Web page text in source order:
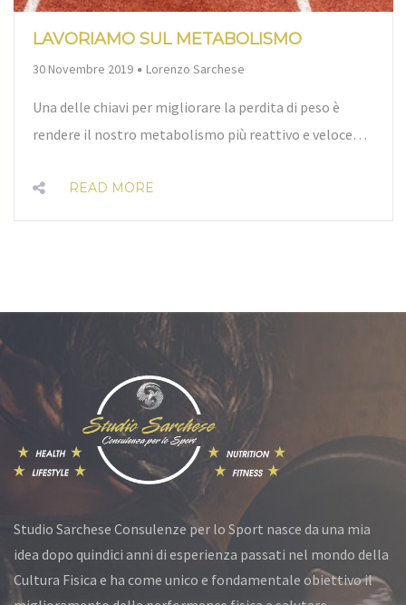
LAVORIAMO SUL METABOLISMO
30 Novembre 2019 By
Lorenzo Sarchese
Una delle chiavi per migliorare la perdita di peso è
rendere il nostro metabolismo più reattivo e veloce…
READ MORE
Studio Sarchese Consulenze per lo Sport nasce da una mia
idea dopo quindici anni di esperienza passati nel mondo della
Cultura Fisica e ha come unico e fondamentale obiettivo il